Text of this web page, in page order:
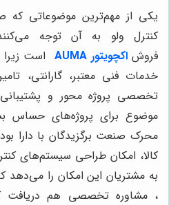
یکی از مهم‌ترین موضوعاتی که
کنترل ولو به آن توجه
فروشاکچویتور AUMA
است زیرا
خدمات فنی معتبر، گارانتی،
تخصصی پروژه محور و
موضوع برای پروژه‌های حساس
محرک صنعت برگزیدگان با
کالا، امکان طراحی سیستم‌های
به مشتریان این امکان را می‌دهد
، مشاوره تخصصی هم دریافت